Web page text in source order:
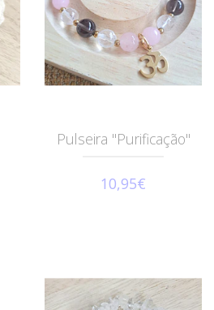
Pulseira "Purificação"
10,95€